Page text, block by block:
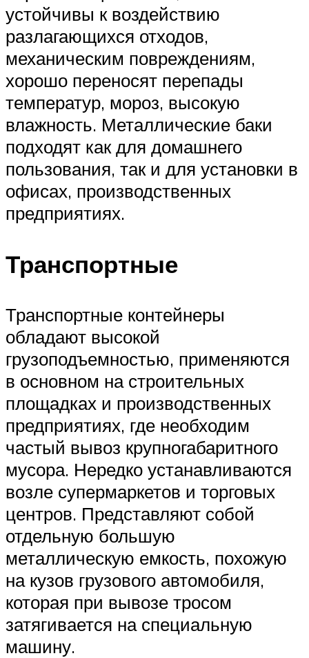
устойчивы к воздействию
разлагающихся отходов,
механическим повреждениям,
хорошо переносят перепады
температур, мороз, высокую
влажность. Металлические баки
подходят как для домашнего
пользования, так и для установки в
офисах, производственных
предприятиях.
Транспортные
Транспортные контейнеры
обладают высокой
грузоподъемностью, применяются
в основном на строительных
площадках и производственных
предприятиях, где необходим
частый вывоз крупногабаритного
мусора. Нередко устанавливаются
возле супермаркетов и торговых
центров. Представляют собой
отдельную большую
металлическую емкость, похожую
на кузов грузового автомобиля,
которая при вывозе тросом
затягивается на специальную
машину.